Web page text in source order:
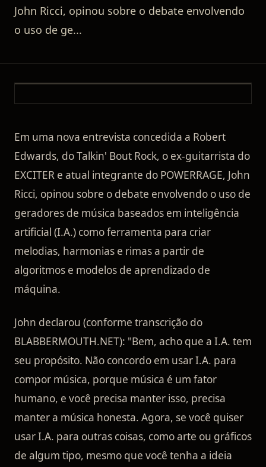
John Ricci, opinou sobre o debate envolvendo
o uso de ge...
Em uma nova entrevista concedida a Robert
Edwards, do Talkin' Bout Rock, o ex-guitarrista do
EXCITER e atual integrante do POWERRAGE, John
Ricci, opinou sobre o debate envolvendo o uso de
geradores de música baseados em inteligência
artificial (I.A.) como ferramenta para criar
melodias, harmonias e rimas a partir de
algoritmos e modelos de aprendizado de
máquina.
John declarou (conforme transcrição do
BLABBERMOUTH.NET): "Bem, acho que a I.A. tem
seu propósito. Não concordo em usar I.A. para
compor música, porque música é um fator
humano, e você precisa manter isso, precisa
manter a música honesta. Agora, se você quiser
usar I.A. para outras coisas, como arte ou gráficos
de algum tipo, mesmo que você tenha a ideia